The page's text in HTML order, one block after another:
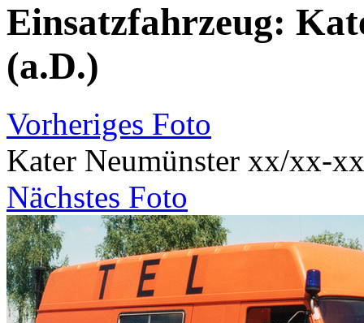
Einsatzfahrzeug:
(a.D.)
Vorheriges Foto
Kater Neumünster xx/xx-
Nächstes Foto